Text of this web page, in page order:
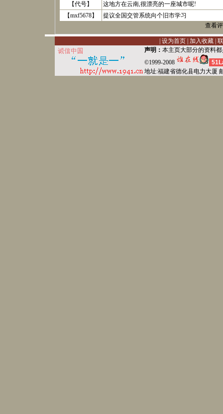
【代号】
这地方在云南,很漂亮的一座城市呢!
【mxf5678】
提议全国交管系统向个旧市学习
查看
设为首页| 加入收藏|
声明： 本主页大部分的资料
©1999-2008
地址:福建省德化县电力大厦